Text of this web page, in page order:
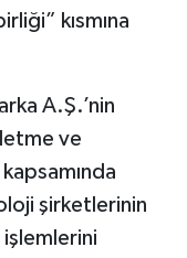
kısmına
A.Ş.’nin
ve
şirketlerinin
işlemlerini